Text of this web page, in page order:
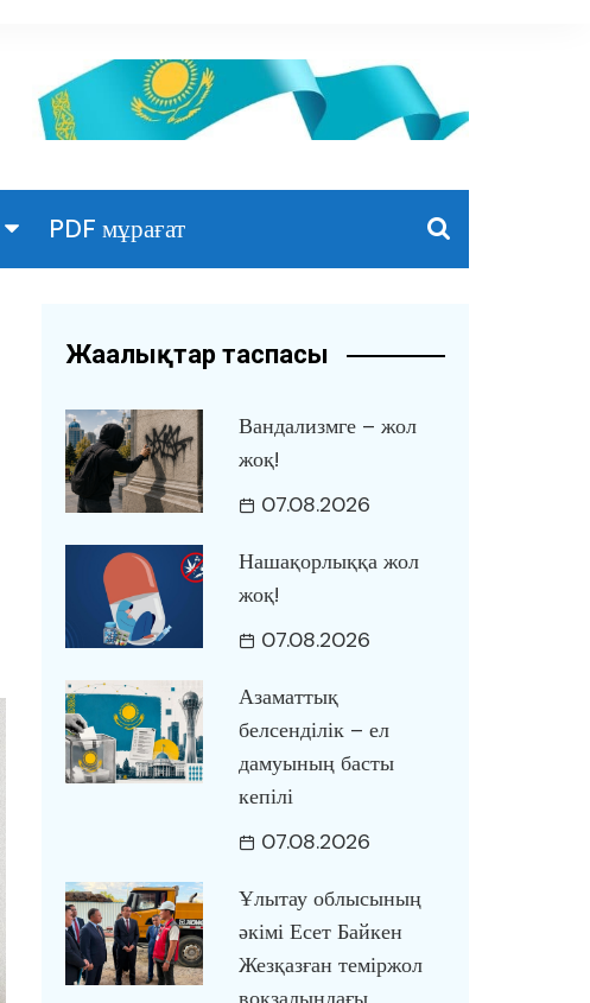
PDF мұрағат
Жаңалықтар таспасы
Вандализмге – жол
жоқ!
07.08.2026
Нашақорлыққа жол
жоқ!
07.08.2026
Азаматтық
белсенділік – ел
дамуының басты
кепілі
07.08.2026
Ұлытау облысының
әкімі Есет Байкен
Жезқазған теміржол